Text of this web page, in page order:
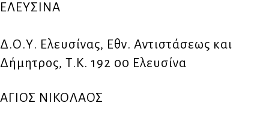
ΕΛΕΥΣΙΝΑ
Δ.Ο.Υ. Ελευσίνας, Εθν. Αντιστάσεως και
Δήμητρος, Τ.Κ. 192 00 Ελευσίνα
ΑΓΙΟΣ ΝΙΚΟΛΑΟΣ